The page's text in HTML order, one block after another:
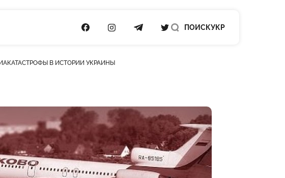
ПОСИЛАННЯ НА FACEBOOK
ПОСИЛАННЯ НА INSTAGRAM
ПОСИЛАННЯ НА TELEGRAM
ПОСИЛАННЯ НА TWITTER
ПОИСКУКР
В ИСТОРИИ УКРАИНЫ